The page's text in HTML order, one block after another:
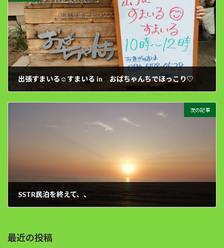
出張すまいる☺すまいる in おばちゃんちでほっこり♡
次の記事
SSTR民泊を終えて、、
最近の投稿